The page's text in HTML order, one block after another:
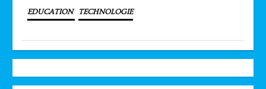
EDUCATION TECHNOLOGIE